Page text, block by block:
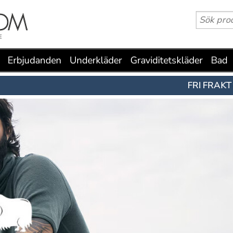
Erbjudanden Underkläder Graviditetskläder Bad
FRI FRAKT